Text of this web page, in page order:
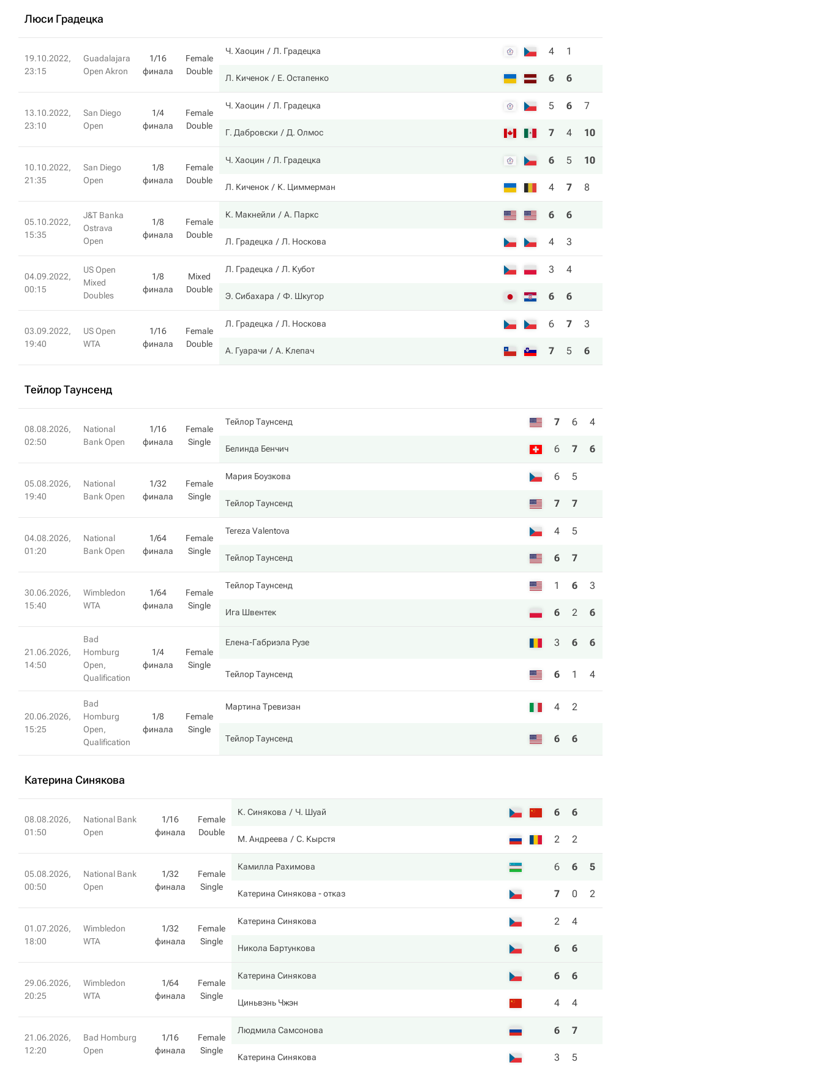
Люси Градецка
19.10.2022,
23:15
Guadalajara
Open Akron
1/16
финала
Female
Double
Ч. Хаоцин Л. Градецка 4 1
Л. Киченок Е. Остапенко 6 6
13.10.2022,
23:10
San Diego
Open
1/4
финала
Female
Double
Ч. Хаоцин Л. Градецка 5 6 7
Г. Дабровски Д. Олмос 7 4 10
10.10.2022,
21:35
San Diego
Open
1/8
финала
Female
Double
Ч. Хаоцин Л. Градецка 6 5 10
Л. Киченок К. Циммерман 4 7 8
05.10.2022,
15:35
J&T Banka
Ostrava
Open
1/8
финала
Female
Double
К. Макнейли А. Паркс 6 6
Л. Градецка Л. Носкова 4 3
04.09.2022,
00:15
US Open
Mixed
Doubles
1/8
финала
Mixed
Double
Л. Градецка Л. Кубот 3 4
Э. Сибахара Ф. Шкугор 6 6
03.09.2022,
19:40
US Open
WTA
1/16
финала
Female
Double
Л. Градецка Л. Носкова 6 7 3
А. Гуарачи А. Клепач 7 5 6
Тейлор Таунсенд
08.08.2026,
02:50
National
Bank Open
1/16
финала
Female
Single
Тейлор Таунсенд 7 6 4
Белинда Бенчич 6 7 6
05.08.2026,
19:40
National
Bank Open
1/32
финала
Female
Single
Мария Боузкова 6 5
Тейлор Таунсенд 7 7
04.08.2026,
01:20
National
Bank Open
1/64
финала
Female
Single
Tereza Valentova 4 5
Тейлор Таунсенд 6 7
30.06.2026,
15:40
Wimbledon
WTA
1/64
финала
Female
Single
Тейлор Таунсенд 1 6 3
Ига Швентек 6 2 6
21.06.2026,
14:50
Bad
Homburg
Open,
Qualification
1/4
финала
Female
Single
Елена-Габриэла Рузе 3 6 6
Тейлор Таунсенд 6 1 4
20.06.2026,
15:25
Bad
Homburg
Open,
Qualification
1/8
финала
Female
Single
Мартина Тревизан 4 2
Тейлор Таунсенд 6 6
Катерина Синякова
08.08.2026,
01:50
National Bank
Open
1/16
финала
Female
Double
К. Синякова Ч. Шуай 6 6
М. Андреева С. Кырстя 2 2
05.08.2026,
00:50
National Bank
Open
1/32
финала
Female
Single
Камилла Рахимова 6 6 5
Катерина Синякова - отказ 7 0 2
01.07.2026,
18:00
Wimbledon
WTA
1/32
финала
Female
Single
Катерина Синякова 2 4
Никола Бартункова 6 6
29.06.2026,
20:25
Wimbledon
WTA
1/64
финала
Female
Single
Катерина Синякова 6 6
Циньвэнь Чжэн 4 4
21.06.2026,
12:20
Bad Homburg
Open
1/16
финала
Female
Single
Людмила Самсонова 6 7
Катерина Синякова 3 5